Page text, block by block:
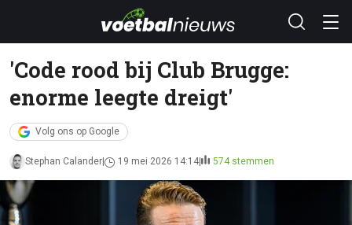
'Code rood bij Club Brugge:
enorme leegte dreigt'
Volg ons op Google
Stephan Calander 19 mei 2026 14:14 574 stemmen